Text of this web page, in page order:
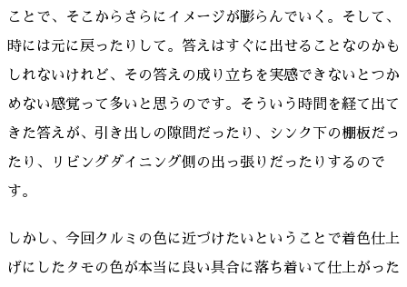
ことで、そこからさらにイメージが膨らんでいく。そして、
時には元に戻ったりして。答えはすぐに出せることなのかも
しれないけれど、その答えの成り立ちを実感できないとつか
めない感覚って多いと思うのです。そういう時間を経て出て
きた答えが、引き出しの隙間だったり、シンク下の棚板だっ
たり、リビングダイニング側の出っ張りだったりするので
す。
しかし、今回クルミの色に近づけたいということで着色仕上
げにしたタモの色が本当に良い具合に落ち着いて仕上がった